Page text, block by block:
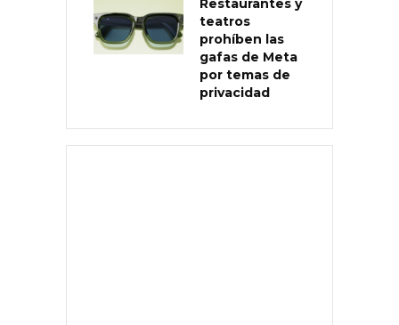
teatros
prohíben las
gafas de Meta
por temas de
privacidad